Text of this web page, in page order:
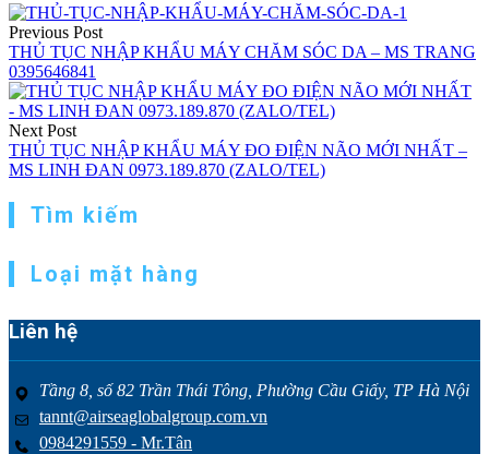
Điều
hướng
bài
viết
Previous Post
THỦ TỤC NHẬP KHẨU MÁY CHĂM SÓC DA – MS TRANG
0395646841
Next Post
THỦ TỤC NHẬP KHẨU MÁY ĐO ĐIỆN NÃO MỚI NHẤT –
MS LINH ĐAN 0973.189.870 (ZALO/TEL)
Tìm kiếm
Loại mặt hàng
Liên hệ
Tầng 8, số 82 Trần Thái Tông, Phường Cầu Giấy, TP Hà Nội
tannt@airseaglobalgroup.com.vn
0984291559 - Mr.Tân